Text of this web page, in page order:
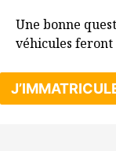
Une bonne
véhicules feront